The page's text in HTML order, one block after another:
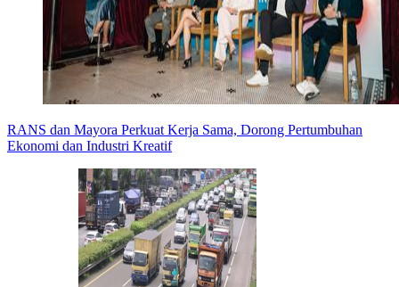
RANS dan Mayora Perkuat Kerja Sama, Dorong Pertumbuhan
Ekonomi dan Industri Kreatif